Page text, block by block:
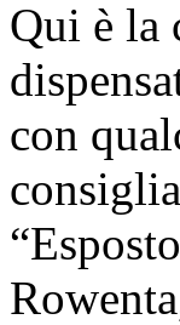
Qui è la
con